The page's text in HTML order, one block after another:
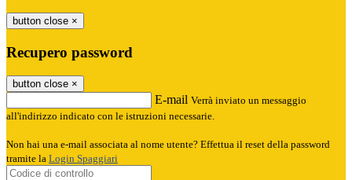
button close ×
Recupero password
button close ×
E-mail Verrà inviato un messaggio
all'indirizzo indicato con le istruzioni necessarie.
Non hai una e-mail associata al nome utente? Effettua il reset della password
tramite la Login Spaggiari